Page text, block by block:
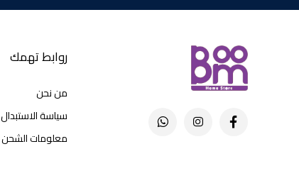
روابط تهمك
من نحن
سياسة الاستبدال
معلومات الشحن